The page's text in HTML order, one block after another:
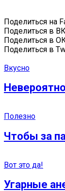
Поделиться на
Поделиться в
Поделиться в
Поделиться в
Вкусно
Полезно
Чтобы за
Вот это да!
Угарные